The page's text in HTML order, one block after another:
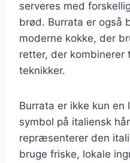
serveres med
brød. Burrata er også
moderne kokke, der
retter, der kombinerer
teknikker.
Burrata er ikke kun
symbol på italiensk
repræsenterer den
bruge friske, lokale